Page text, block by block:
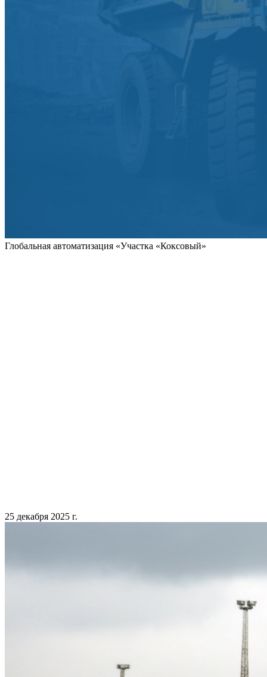
Глобальная автоматизация «Участка «Коксовый»
25 декабря 2025 г.